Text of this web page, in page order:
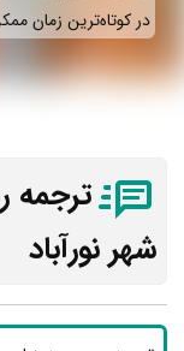
در کوتاه‌ترین زمان
ترجمه
شهر نورآباد